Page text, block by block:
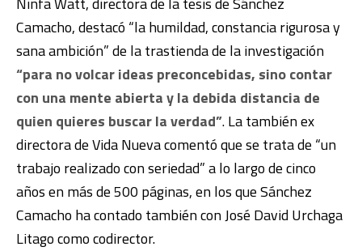
Camacho, destacó “la humildad, constancia rigurosa y
sana ambición” de la trastienda de la investigación
“para no volcar ideas preconcebidas, sino contar
con una mente abierta y la debida distancia de
quien quieres buscar la verdad”. La también ex
directora de Vida Nueva comentó que se trata de “un
trabajo realizado con seriedad” a lo largo de cinco
años en más de 500 páginas, en los que Sánchez
Camacho ha contado también con José David Urchaga
Litago como codirector.